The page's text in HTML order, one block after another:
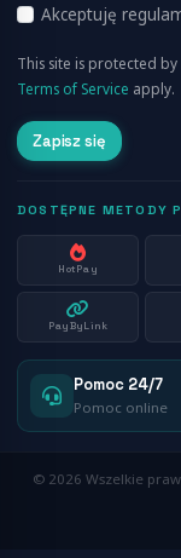
Aplikacja Mobilna
Akceptuję
This site is protected
Terms of Service apply.
Zapisz się
DOSTĘPNE METODY
HotPay
PayByLink
Pomoc 24/7
Pomoc online
© 2026 Wszelkie